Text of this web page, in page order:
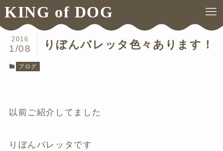
KING of DOG
ホーム ブログ
りぼんバレッタ色々あります！
2016
1/08
ブログ
以前ご紹介してました
りぼんバレッタです